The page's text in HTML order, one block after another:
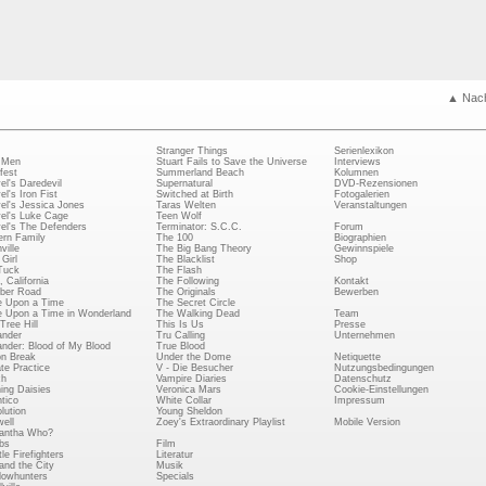
▲
Daredevil
Iron Fist
Jessica Jones
Luke Cage
The Defenders
Family
California
Road
Upon a Time
Upon a Time in Wonderland
Hill
Blood of My Blood
Break
Practice
Daisies
Who?
Firefighters
the City
Stranger Things
Stuart Fails to Save the Universe
Summerland Beach
Supernatural
Switched at Birth
Taras Welten
Teen Wolf
Terminator: S.C.C.
The 100
The Big Bang Theory
The Blacklist
The Flash
The Following
The Originals
The Secret Circle
The Walking Dead
This Is Us
Tru Calling
True Blood
Under the Dome
V - Die Besucher
Vampire Diaries
Veronica Mars
White Collar
Young Sheldon
Zoey's Extraordinary Playlist
Film
Literatur
Musik
Specials
Serienlexikon
Interviews
Kolumnen
DVD-Rezensionen
Fotogalerien
Veranstaltungen
Forum
Biographien
Gewinnspiele
Shop
Kontakt
Bewerben
Team
Presse
Unternehmen
Netiquette
Nutzungsbedingungen
Datenschutz
Cookie-Einstellungen
Impressum
Mobile Version